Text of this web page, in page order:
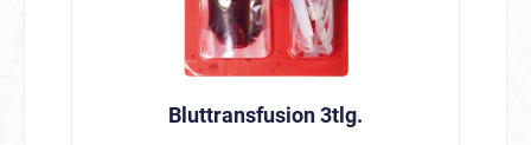
präzise aufgetragen werden, sodass sowohl
feine Details als auch größere Effekte problemlos
vielseitig – perfekt für Einsteiger und Profis im
Zubehör für alle, die ihren Auftritt besonders
eindrucksvoll gestalten möchten.
Bluttransfusion 3tlg.